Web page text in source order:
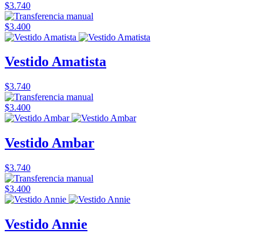
$3.740
$3.400
Vestido Amatista
$3.740
$3.400
Vestido Ambar
$3.740
$3.400
Vestido Annie